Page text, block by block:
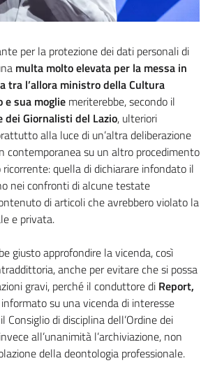
per la protezione dei dati personali di
multa molto elevata per la messa in
tra l’allora ministro della Cultura
e sua moglie meriterebbe, secondo il
dei Giornalisti del Lazio, ulteriori
alla luce di un’altra deliberazione
contemporanea su un altro procedimento
quella di dichiarare infondato il
nei confronti di alcune testate
di articoli che avrebbero violato la
e privata.
giusto approfondire la vicenda, così
anche per evitare che si possa
gravi, perché il conduttore di Report,
su una vicenda di interesse
Consiglio di disciplina dell’Ordine dei
all’unanimità l’archiviazione, non
della deontologia professionale.